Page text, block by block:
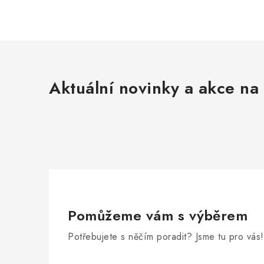
Aktuální novinky a akce na
Pomůžeme vám s výběrem
Potřebujete s něčím poradit? Jsme tu pro vás!